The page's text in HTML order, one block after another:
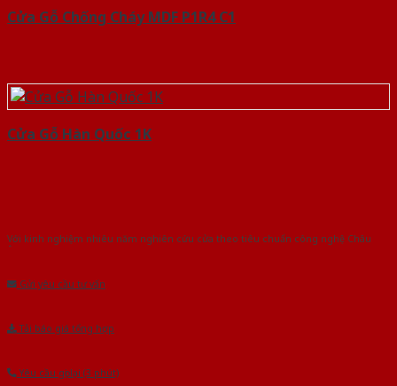
Cửa Gỗ Chống Cháy MDF P1R4 C1
Cửa Gỗ Hàn Quốc 1K
Với kinh nghiệm nhiêu năm nghiên cứu cửa theo tiêu chuẩn công nghệ Châu
Gửi yêu cầu tư vấn
Tải báo giá tổng hợp
Yêu cầu gọi lại (3 phút)